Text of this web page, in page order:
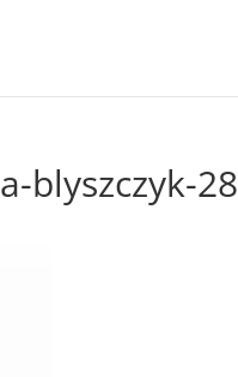
blyszczyk-28